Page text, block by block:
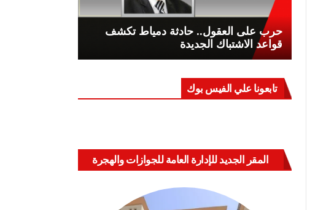
حرب على العقول.. حادثة دمياط تكشف
قواعد الاشتباك الجديدة
تابعونا علي الفيس بوك
المقر الجديد للإدارة العامة للجوازات والهجرة